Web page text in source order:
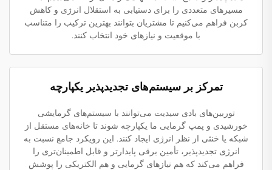
مسیرهای متعددی را برای دستیابی به استقلال انرژی و کاهش
کربن فراهم می‌کنیم تا مشتریان بتوانند بهترین ترکیب را متناسب
با موقعیت و نیازهای خود انتخاب کنند.
تمرکز بر سیستم‌های تجدیدپذیر یکپارچه
توربین‌های بادی سیدیت می‌توانند با سیستم‌های گرمایشی
خورشیدی و پمپ گرمایی ما یکپارچه شوند تا خانه‌های مستقل از
شبکه یا خنثی از نظر انرژی ایجاد کنند. این رویکرد جامع نسبت به
انرژی تجدیدپذیر، تأمین برقی پایدارتر و قابل اطمینان‌تری را
فراهم می‌کند که هم نیازهای گرمایی و هم الکتریکی را پوشش